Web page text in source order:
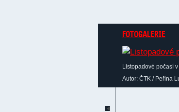
FOTOGALERIE
Listopadové počasí
Autor: ČTK / Peřina